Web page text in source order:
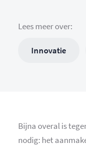
Lees meer over:
Innovatie
Bijna overal is
nodig: het